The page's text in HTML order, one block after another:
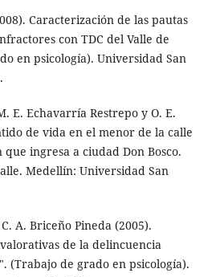
Caracterización de las pautas
con TDC del Valle de
en psicología). Universidad San
E. Echavarría Restrepo y O. E.
de vida en el menor de la calle
ingresa a ciudad Don Bosco.
Medellín: Universidad San
A. Briceño Pineda (2005).
de la delincuencia
(Trabajo de grado en psicología).